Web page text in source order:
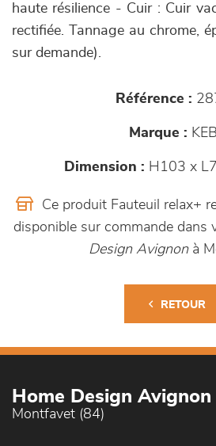
haute résilience - Cuir : Cuir
rectifiée. Tannage au chrome,
sur demande).
Référence :
Marque :
Dimension : H103 x
Ce produit Fauteuil relax+
disponible sur commande dans
Design Avignonà
RETOUR
Home Design Avignon
Montfavet (84)